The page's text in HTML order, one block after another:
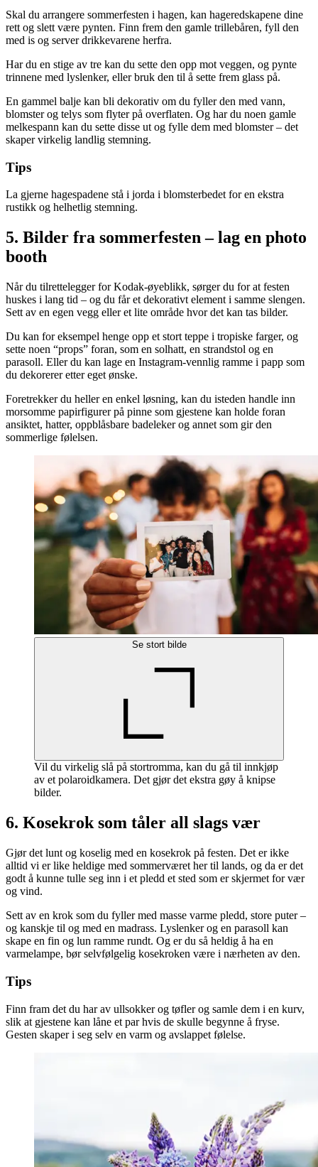
Skal du arrangere sommerfesten i hagen, kan hageredskapene dine
rett og slett være pynten. Finn frem den gamle trillebåren, fyll den
med is og server drikkevarene herfra.
Har du en stige av tre kan du sette den opp mot veggen, og pynte
trinnene med lyslenker, eller bruk den til å sette frem glass på.
En gammel balje kan bli dekorativ om du fyller den med vann,
blomster og telys som flyter på overflaten. Og har du noen gamle
melkespann kan du sette disse ut og fylle dem med blomster – det
skaper virkelig landlig stemning.
Tips
La gjerne hagespadene stå i jorda i blomsterbedet for en ekstra
rustikk og helhetlig stemning.
5. Bilder fra sommerfesten – lag en photo
booth
Når du tilrettelegger for Kodak-øyeblikk, sørger du for at festen
huskes i lang tid – og du får et dekorativt element i samme slengen.
Sett av en egen vegg eller et lite område hvor det kan tas bilder.
Du kan for eksempel henge opp et stort teppe i tropiske farger, og
sette noen “props” foran, som en solhatt, en strandstol og en
parasoll. Eller du kan lage en Instagram-vennlig ramme i papp som
du dekorerer etter eget ønske.
Foretrekker du heller en enkel løsning, kan du isteden handle inn
morsomme papirfigurer på pinne som gjestene kan holde foran
ansiktet, hatter, oppblåsbare badeleker og annet som gir den
sommerlige følelsen.
Se stort bilde
Vil du virkelig slå på stortromma, kan du gå til innkjøp
av et polaroidkamera. Det gjør det ekstra gøy å knipse
bilder.
6. Kosekrok som tåler all slags vær
Gjør det lunt og koselig med en kosekrok på festen. Det er ikke
alltid vi er like heldige med sommerværet her til lands, og da er det
godt å kunne tulle seg inn i et pledd et sted som er skjermet for vær
og vind.
Sett av en krok som du fyller med masse varme pledd, store puter –
og kanskje til og med en madrass. Lyslenker og en parasoll kan
skape en fin og lun ramme rundt. Og er du så heldig å ha en
varmelampe, bør selvfølgelig kosekroken være i nærheten av den.
Tips
Finn fram det du har av ullsokker og tøfler og samle dem i en kurv,
slik at gjestene kan låne et par hvis de skulle begynne å fryse.
Gesten skaper i seg selv en varm og avslappet følelse.